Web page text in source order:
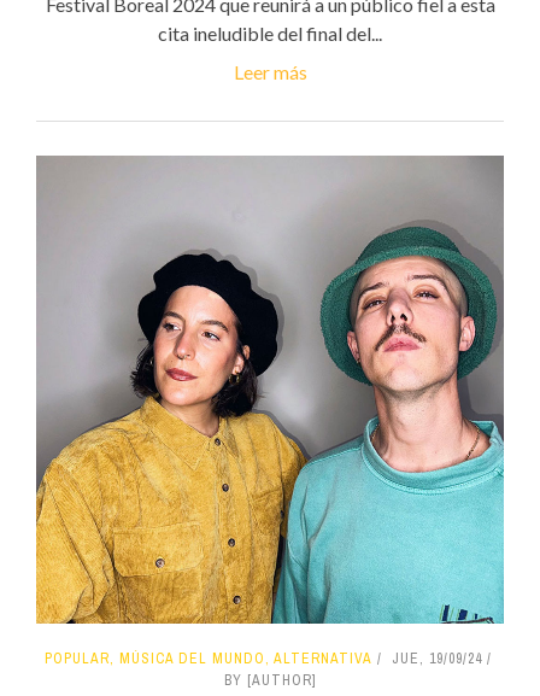
cita ineludible del final del...
Leer más
POPULAR, MÚSICA DEL MUNDO, ALTERNATIVA
JUE, 19/09/24
BY [AUTHOR]